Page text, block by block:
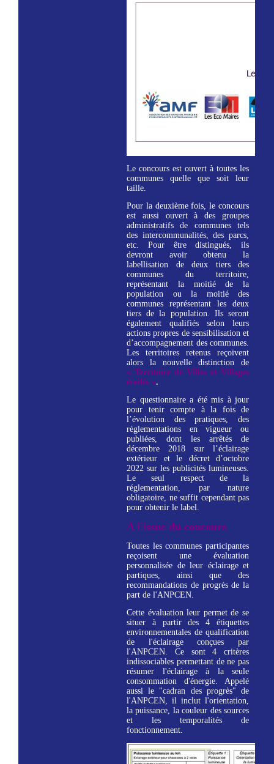
Le concours est ouvert à toutes les
communes quelle que soit leur
taille.
Pour la deuxième fois, le concours
est aussi ouvert à des groupes
administratifs de communes tels
des intercommunalités, des parcs,
etc. Pour être distingués, ils
devront avoir obtenu la
labellisation de deux tiers des
communes du territoire,
représentant la moitié de la
population ou la moitié des
communes représentant les deux
tiers de la population. Ils seront
également qualifiés selon leurs
actions propres de sensibilisation et
d’accompagnement des communes.
Les territoires retenus reçoivent
alors la nouvelle distinction de
« Territoire de Villes et Villages
étoilés ».
Le questionnaire a été mis à jour
pour tenir compte à la fois de
l’évolution des pratiques, des
règlementations en vigueur ou
publiées, dont les arrêtés de
décembre 2018 sur l’éclairage
extérieur et le décret d’octobre
2022 sur les publicités lumineuses.
Le seul respect de la
réglementation, par nature
obligatoire, ne suffit cependant pas
pour obtenir le label.
A l'issue du concours
Toutes les communes participantes
reçoisent une évaluation
personnalisée de leur éclairage et
partiques, ainsi que des
recommandations de progrès de la
part de l'ANPCEN.
Cette évaluation leur permet de se
situer à partir des 4 étiquettes
environnementales de qualification
de l'éclairage conçues par
l'ANPCEN. Ce sont 4 critères
indissociables permettant de ne pas
résumer l'éclairage à la seule
consommation d'énergie. Appelé
aussi le "cadran des progrès" de
l'ANPCEN, il inclut l'orientation,
la puissance, la couleur des sources
et les temporalités de
fonctionnement.